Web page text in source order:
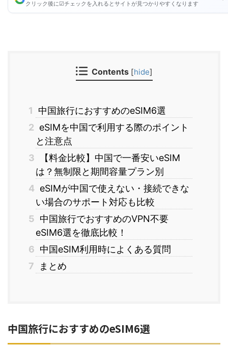
クリック後に☑チェックを入れるとサイトが見つかりやすくなります
Contents [hide]
1
中国旅行におすすめのeSIM6選
2 eSIMを中国で利用する際のポイント
と注意点
3
【料金比較】中国で一番安いeSIM
は？無制限と期間容量プラン別
4 eSIMが中国で使えない・接続できな
い場合のサポート対応も比較
5 中国旅行でおすすめのVPN不要
eSIM6選を徹底比較！
6 中国eSIM利用時によくある質問
7
まとめ
中国旅行におすすめのeSIM6選